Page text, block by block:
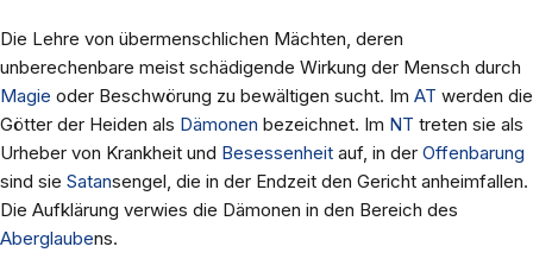
Die Lehre von übermenschlichen Mächten, deren
unberechenbare meist schädigende Wirkung der Mensch durch
Magie oder Beschwörung zu bewältigen sucht. Im AT werden die
Götter der Heiden als Dämonen bezeichnet. Im NT treten sie als
Urheber von Krankheit und Besessenheit auf, in der Offenbarung
sind sie Satansengel, die in der Endzeit den Gericht anheimfallen.
Die Aufklärung verwies die Dämonen in den Bereich des
Aberglaubens.